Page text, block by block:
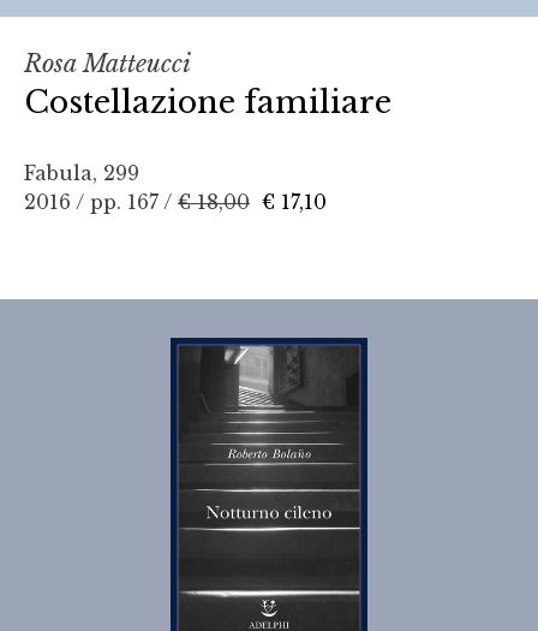
Rosa Matteucci
Costellazione familiare
Fabula, 299
2016 / pp. 167 / € 18,00 € 17,10